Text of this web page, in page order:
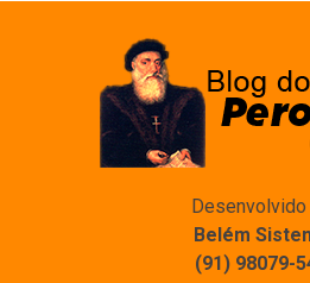
Belém
(91) 98079-